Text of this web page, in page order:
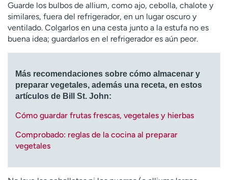
Guarde los bulbos de allium, como ajo, cebolla, chalote y
similares, fuera del refrigerador, en un lugar oscuro y
ventilado. Colgarlos en una cesta junto a la estufa no es
buena idea; guardarlos en el refrigerador es aún peor.
Más recomendaciones sobre cómo almacenar y
preparar vegetales, además una receta, en estos
artículos de Bill St. John:
Cómo guardar frutas frescas, vegetales y hierbas
Comprobado: reglas de la cocina al preparar
vegetales